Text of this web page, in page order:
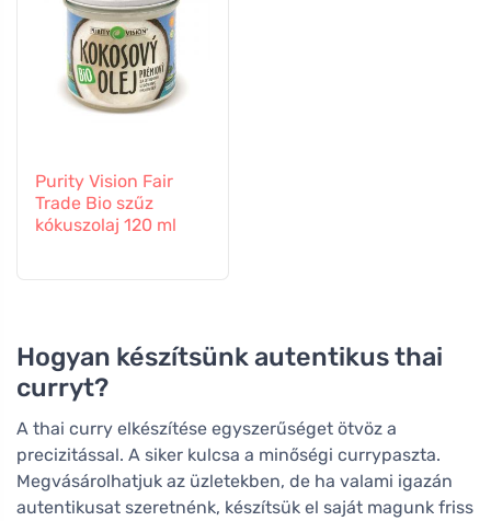
Purity Vision Fair
Trade Bio szűz
kókuszolaj 120 ml
Hogyan készítsünk autentikus thai
curryt?
A thai curry elkészítése egyszerűséget ötvöz a
precizitással. A siker kulcsa a minőségi currypaszta.
Megvásárolhatjuk az üzletekben, de ha valami igazán
autentikusat szeretnénk, készítsük el saját magunk friss